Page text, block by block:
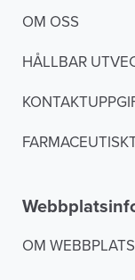
OM OSS
HÅLLBAR
OM